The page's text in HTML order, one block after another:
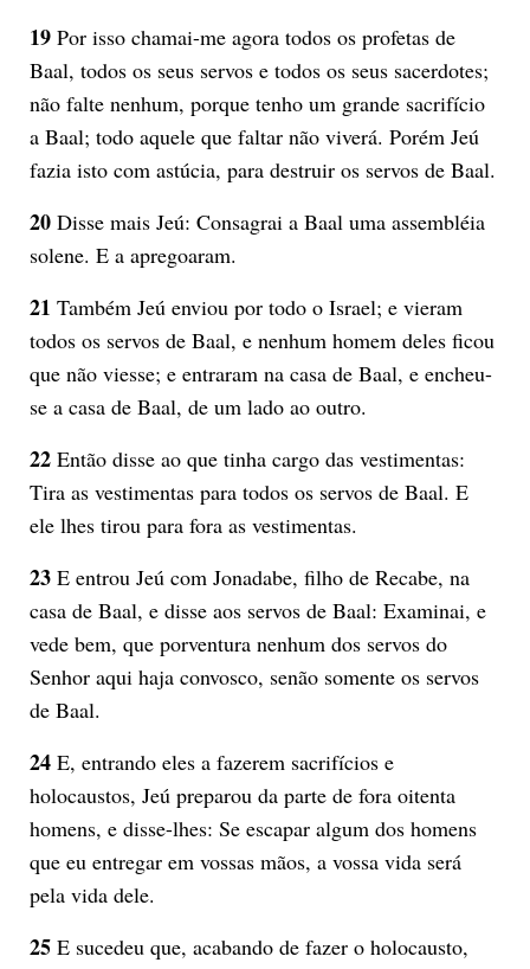
19Por isso chamai-me agora todos os profetas de
Baal, todos os seus servos e todos os seus sacerdotes;
não falte nenhum, porque tenho um grande sacrifício
a Baal; todo aquele que faltar não viverá. Porém Jeú
fazia isto com astúcia, para destruir os servos de Baal.
20Disse mais Jeú: Consagrai a Baal uma assembléia
solene. E a apregoaram.
21 Também Jeú enviou por todo o Israel; e vieram
todos os servos de Baal, e nenhum homem deles ficou
que não viesse; e entraram na casa de Baal, e encheu-
se a casa de Baal, de um lado ao outro.
22Então disse ao que tinha cargo das vestimentas:
Tira as vestimentas para todos os servos de Baal. E
ele lhes tirou para fora as vestimentas.
23E entrou Jeú com Jonadabe, filho de Recabe, na
casa de Baal, e disse aos servos de Baal: Examinai, e
vede bem, que porventura nenhum dos servos do
Senhor aqui haja convosco, senão somente os servos
de Baal.
24E, entrando eles a fazerem sacrifícios e
holocaustos, Jeú preparou da parte de fora oitenta
homens, e disse-lhes: Se escapar algum dos homens
que eu entregar em vossas mãos, a vossa vida será
pela vida dele.
25E sucedeu que, acabando de fazer o holocausto,